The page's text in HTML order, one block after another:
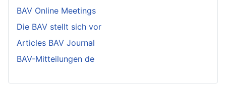
BAV Online Meetings
Die BAV stellt sich vor
Articles BAV Journal
BAV-Mitteilungen de